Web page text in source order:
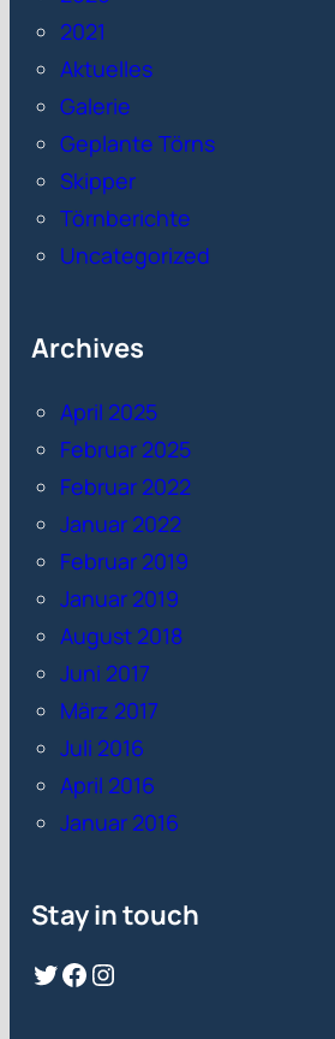
2021
Aktuelles
Galerie
Geplante Törns
Skipper
Törnberichte
Uncategorized
Archives
April 2025
Februar 2025
Februar 2022
Januar 2022
Februar 2019
Januar 2019
August 2018
Juni 2017
März 2017
Juli 2016
April 2016
Januar 2016
Stay in touch
Twitter Facebook Instagram